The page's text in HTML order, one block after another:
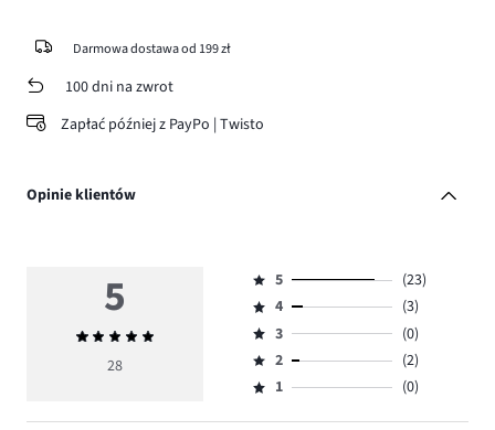
Darmowa dostawa od 199 zł
100 dni na zwrot
Zapłać później z PayPo | Twisto
Opinie klientów
5
Średnia
ocena
28
Ocena
5,
ilość
głosów
23.
5
(23)
Ocena
4,
ilość
głosów
4
(3)
Ocena
3,
ilość
3
(0)
Ocena
2,
2
(2)
Ocena
1,
1 (0)